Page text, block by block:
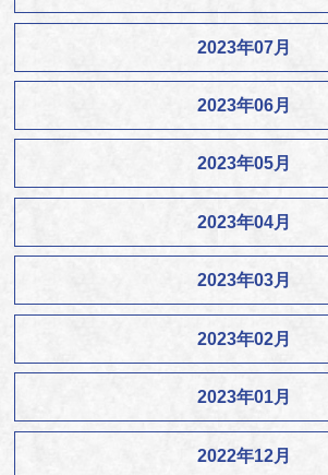
2023年07月
2023年06月
2023年05月
2023年04月
2023年03月
2023年02月
2023年01月
2022年12月